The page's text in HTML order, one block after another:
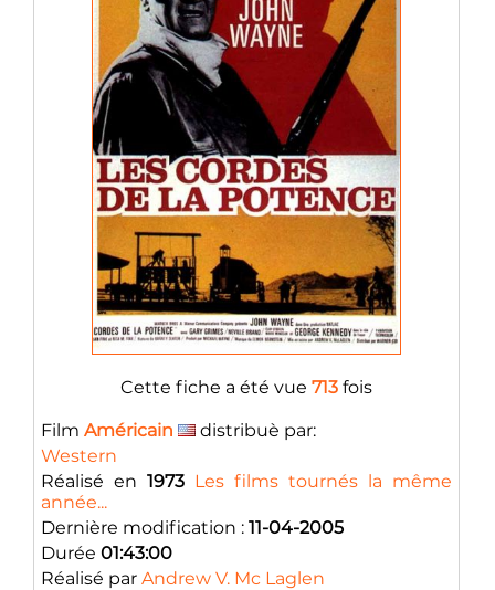
Cette fiche a été vue 713 fois
Film Américain
distribuè par:
Western
Réalisé en 1973 Les films tournés la même
année...
Dernière modification : 11-04-2005
Durée 01:43:00
Réalisé par Andrew V. Mc Laglen